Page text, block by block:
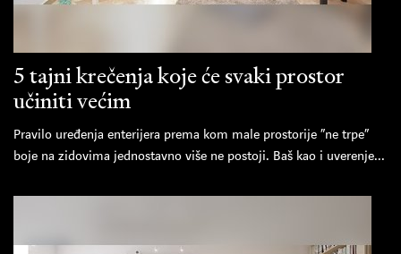
5 tajni krečenja koje će svaki prostor
učiniti većim
Pravilo uređenja enterijera prema kom male prostorije “ne trpe”
boje na zidovima jednostavno više ne postoji. Baš kao i uverenje...